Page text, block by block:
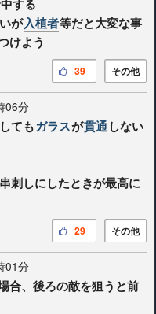
する
が入植者等だと大変な事
けよう
その他
39
06分
してもガラスが貫通しない
刺しにしたときが最高に
その他
29
01分
合、後ろの敵を狙うと前